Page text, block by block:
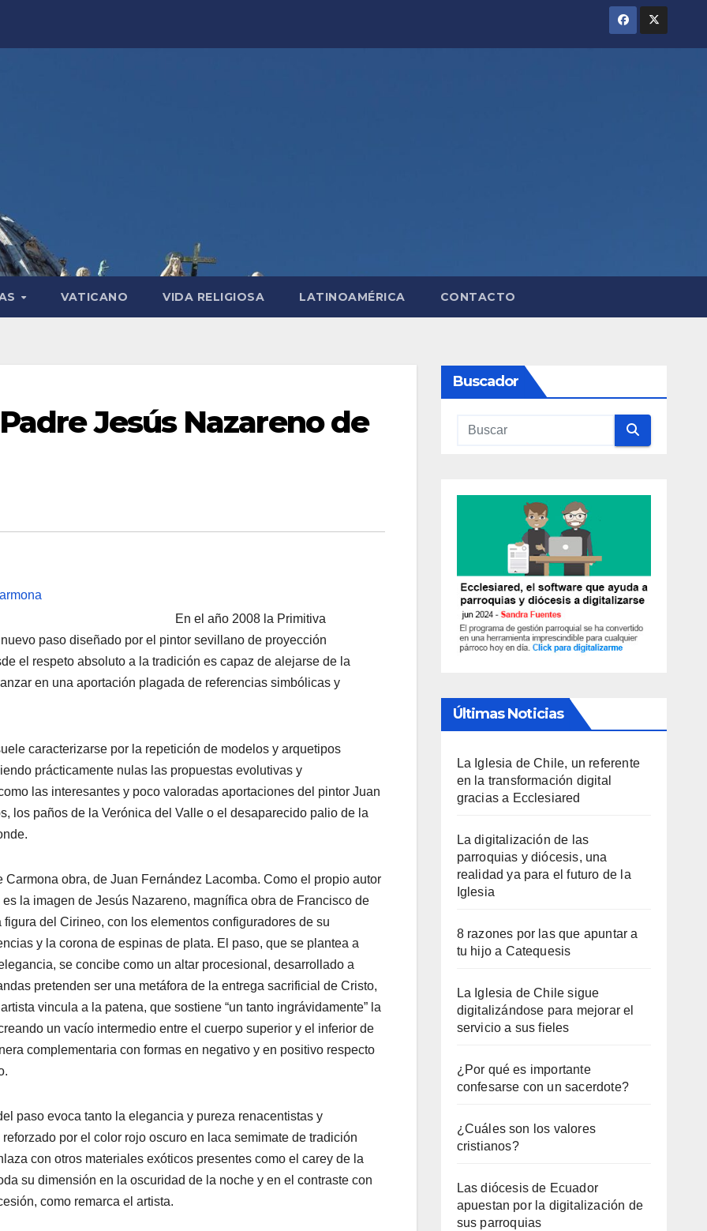
VATICANO VIDA RELIGIOSA LATINOAMÉRICA CONTACTO
Jesús Nazareno de
En el año 2008 la Primitiva
paso diseñado por el pintor sevillano de proyección
el respeto absoluto a la tradición es capaz de alejarse de la
en una aportación plagada de referencias simbólicas y
caracterizarse por la repetición de modelos y arquetipos
prácticamente nulas las propuestas evolutivas y
las interesantes y poco valoradas aportaciones del pintor Juan
los paños de la Verónica del Valle o el desaparecido palio de la
obra, de Juan Fernández Lacomba. Como el propio autor
la imagen de Jesús Nazareno, magnífica obra de Francisco de
del Cirineo, con los elementos configuradores de su
y la corona de espinas de plata. El paso, que se plantea a
se concibe como un altar procesional, desarrollado a
pretenden ser una metáfora de la entrega sacrificial de Cristo,
vincula a la patena, que sostiene “un tanto ingrávidamente” la
un vacío intermedio entre el cuerpo superior y el inferior de
complementaria con formas en negativo y en positivo respecto
paso evoca tanto la elegancia y pureza renacentistas y
por el color rojo oscuro en laca semimate de tradición
con otros materiales exóticos presentes como el carey de la
su dimensión en la oscuridad de la noche y en el contraste con
como remarca el artista.
Buscador
Últimas Noticias
La Iglesia de Chile, un referente
en la transformación digital
gracias a Ecclesiared
La digitalización de las
parroquias y diócesis, una
realidad ya para el futuro de la
Iglesia
8 razones por las que apuntar a
tu hijo a Catequesis
La Iglesia de Chile sigue
digitalizándose para mejorar el
servicio a sus fieles
¿Por qué es importante
confesarse con un sacerdote?
¿Cuáles son los valores
cristianos?
Las diócesis de Ecuador
apuestan por la digitalización de
sus parroquias